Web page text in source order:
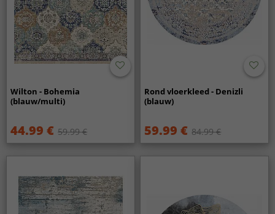
Wilton - Bohemia
(blauw/multi)
44.99 € 59.99 €
Rond vloerkleed - Denizli
(blauw)
59.99 € 84.99 €